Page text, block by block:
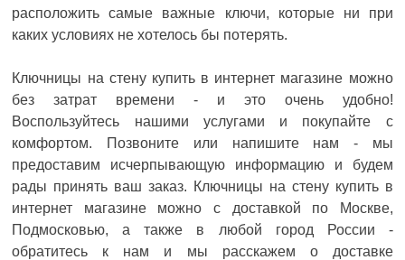
расположить самые важные ключи, которые ни при
каких условиях не хотелось бы потерять.
Ключницы на стену купить в интернет магазине можно
без затрат времени - и это очень удобно!
Воспользуйтесь нашими услугами и покупайте с
комфортом. Позвоните или напишите нам - мы
предоставим исчерпывающую информацию и будем
рады принять ваш заказ. Ключницы на стену купить в
интернет магазине можно с доставкой по Москве,
Подмосковью, а также в любой город России -
обратитесь к нам и мы расскажем о доставке